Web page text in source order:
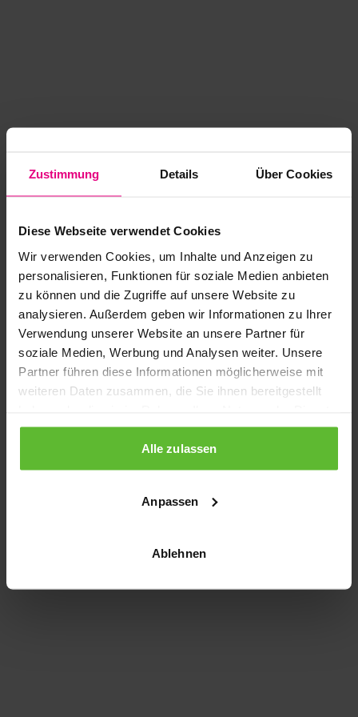
Zustimmung Details Über Cookies
Diese Webseite verwendet Cookies
Wir verwenden Cookies, um Inhalte und Anzeigen zu
personalisieren, Funktionen für soziale Medien anbieten
zu können und die Zugriffe auf unsere Website zu
analysieren. Außerdem geben wir Informationen zu Ihrer
Verwendung unserer Website an unsere Partner für
soziale Medien, Werbung und Analysen weiter. Unsere
Partner führen diese Informationen möglicherweise mit
weiteren Daten zusammen, die Sie ihnen bereitgestellt
gesammelt haben.
Alle zulassen
Anpassen
Ablehnen
Application error: a client-side exception has occurred
loading www.kurzwego.de (see the browser console for more
information).